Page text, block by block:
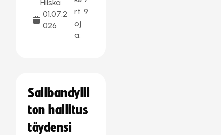
Hilska
01.07.2
026
rt
oj
a:
9
Salibandylii
ton hallitus
täydensi